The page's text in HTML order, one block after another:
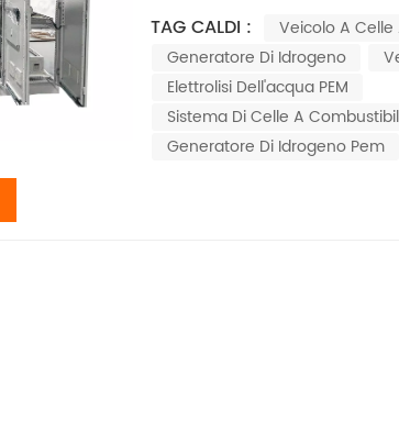
combustibile destinato ai
combustibili tradizionali
contes...
TAG CALDI :
Veicolo A
Generatore Di Idrogeno
Elettrolisi Dell'acqua PEM
Sistema Di Celle A
Generatore Di Idrogeno Pem